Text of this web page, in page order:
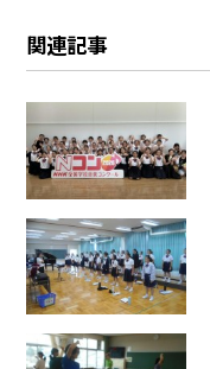
関連記事